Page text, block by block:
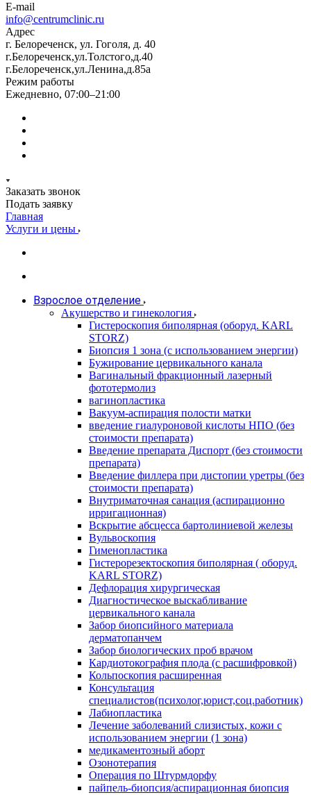
E-mail
info@centrumclinic.ru
Адрес
г. Белореченск, ул. Гоголя, д. 40
г.Белореченск,ул.Толстого,д.40
г.Белореченск,ул.Ленина,д.85а
Режим работы
Ежедневно, 07:00–21:00
Заказать звонок
Подать заявку
Главная
Услуги и цены
Взрослое отделение
Акушерство и гинекология
Гистероскопия биполярная (оборуд. KARL
STORZ)
Биопсия 1 зона (с использованием энергии)
Бужирование цервикального канала
Вагинальный фракционный лазерный
фототермолиз
вагинопластика
Вакуум-аспирация полости матки
введение гиалуроновой кислоты НПО (без
стоимости препарата)
Введение препарата Диспорт (без стоимости
препарата)
Введение филлера при дистопии уретры (без
стоимости препарата)
Внутриматочная санация (аспирационно
ирригационная)
Вскрытие абсцесса бартолиниевой железы
Вульвоскопия
Гименопластика
Гистерорезектоскопия биполярная ( оборуд.
KARL STORZ)
Дефлорация хирургическая
Диагностическое выскабливание
цервикального канала
Забор биопсийного материала
дерматопанчем
Забор биологических проб врачом
Кардиотокография плода (с расшифровкой)
Кольпоскопия расширенная
Консультация
специалистов(психолог,юрист,соц.работник)
Лабиопластика
Лечение заболеваний слизистых, кожи с
использованием энергии (1 зона)
медикаментозный аборт
Озонотерапия
Операция по Штурмдорфу
пайпель-биопсия/аспирационная биопсия